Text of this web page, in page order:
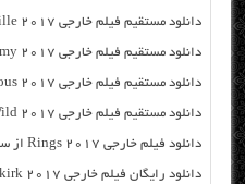
دانلود مستقیم فیلم خارجی Zeroville 2017 از سرور سایت
دانلود مستقیم فیلم خارجی The Mummy 2017 از سرور سایت
دانلود مستقیم فیلم خارجی The Fate of the Furious 2017 از سرور سایت
دانلود مستقیم فیلم خارجی Running Wild 2017 از سرور سایت
دانلود فیلم خارجی Rings 2017 از سرور سایت
دانلود رایگان فیلم خارجی Dunkirk 2017 با لینک مستقیم